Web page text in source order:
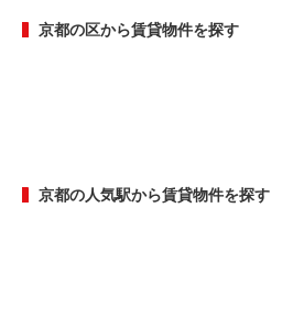
京都の区から賃貸物件を探す
京都の人気駅から賃貸物件を探す